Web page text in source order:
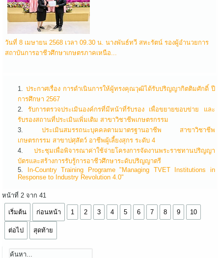
วันที่ 8 เมษายน 2568 เวลา 09.30 น. นางพันธ์ทวี สหะรัตน์ รองผู้อำนวยการ
สถาบันการอาชีวศึกษาเกษตรภาคเหนือ...
ประกาศเรื่อง การดำเนินการให้ผู้ทรงคุณวุฒิได้รับปริญญากิตติมศักดิ์ ปี
การศึกษา 2567
รับการตรวจประเมินองค์กรที่มีหน้าที่รับรอง เพื่อขยายขอบข่าย และ
รับรองสถานที่ประเมินเพิ่มเติม สาขาวิชาชีพเกษตรกรรม
ประเมินสมรรถนะบุคคลตามมาตรฐานอาชีพ สาขาวิชาชีพ
เกษตรกรรม สาขาปศุสัตว์ อาชีพผู้เลี้ยงสุกร ระดับ 4
ประชุมเพื่อพิจารณาค่าใช้จ่ายโครงการจัดงานพระราชทานปริญญา
บัตรและสร้างการรับรู้การอาชีวศึกษาระดับปริญญาตรี
In-Country Training Programe "Managing TVET Institutions in
Response to Industry Revolution 4.0"
หน้าที่ 2 จาก 41
เริ่มต้น ก่อนหน้า 1 2 3 4 5 6 7 8 9 10
ต่อไป สุดท้าย